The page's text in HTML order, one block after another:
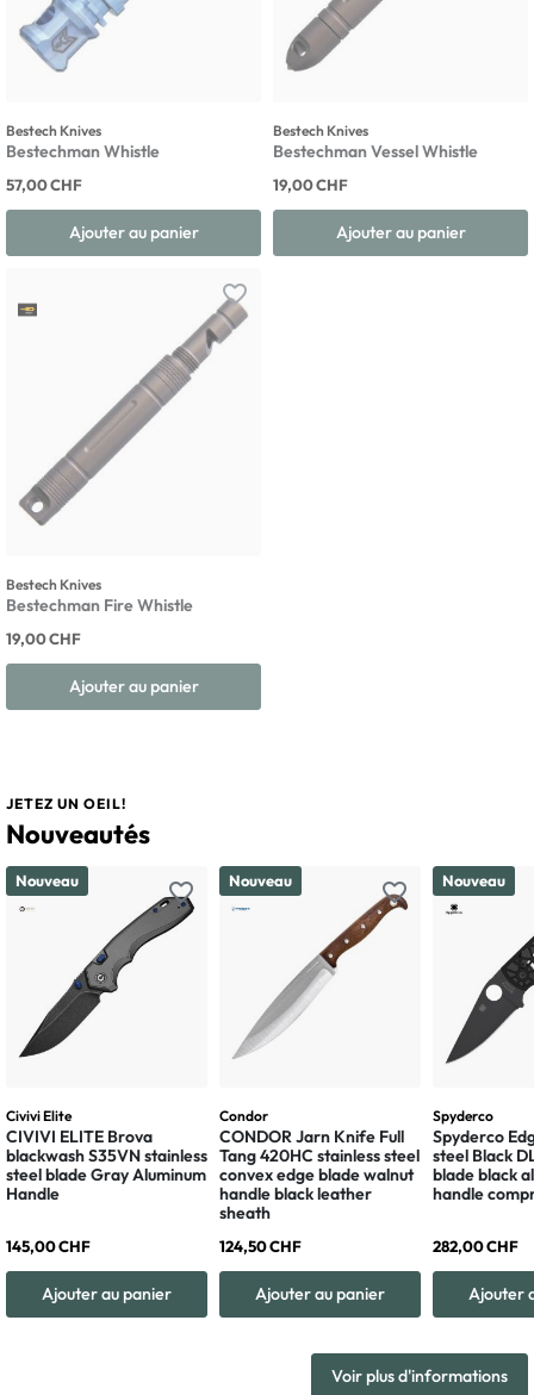
Bestech Knives
Bestechman Whistle
57,00 CHF
Ajouter au panier
Bestech Knives
Bestechman Vessel Whistle
19,00 CHF
Ajouter au panier
favorite_border
Bestech Knives
Bestechman Fire Whistle
19,00 CHF
Ajouter au panier
JETEZ UN OEIL!
Nouveautés
favorite_border
Nouveau
Civivi Elite
CIVIVI ELITE Brova
blackwash S35VN stainless
steel blade Gray Aluminum
Handle
145,00 CHF
Ajouter au panier
favorite_border
Nouveau
Condor
CONDOR Jarn Knife Full
Tang 420HC stainless steel
convex edge blade walnut
handle black leather
sheath
124,50 CHF
Ajouter au panier
Nouveau
Spyderco
Spyderco
steel Black
blade black
handle
282,00 CHF
Ajouter
Voir plus d'informations